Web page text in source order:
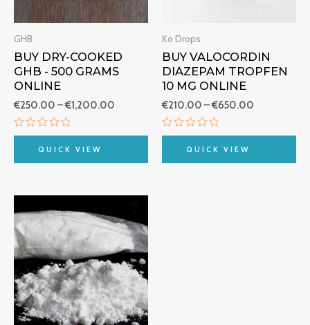
GHB
BUY DRY-COOKED
GHB - 500 GRAMS
ONLINE
€250.00 –€1,200.00
Rated
of
QUICK VIEW
Ko Drops
BUY VALOCORDIN
DIAZEPAM TROPFEN
10 MG ONLINE
€210.00 –€650.00
Rated
of
QUICK VIEW
range:
€290.00
through
€700.00